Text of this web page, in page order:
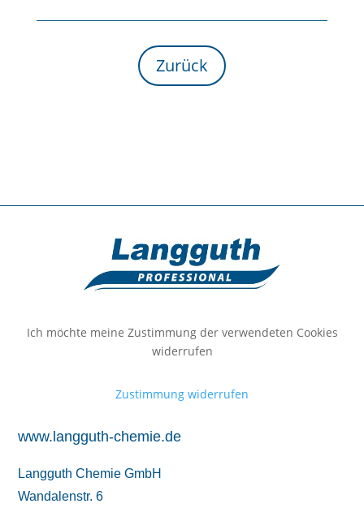
Zurück
Ich möchte meine Zustimmung der verwendeten Cookies
widerrufen
Zustimmung widerrufen
www.langguth-chemie.de
Langguth Chemie GmbH
Wandalenstr. 6